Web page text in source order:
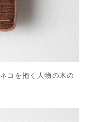
コを抱く人物の木の